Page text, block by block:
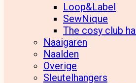
Loop&Label
SewNique
The cosy club
Naaigaren
Naalden
Overige
Sleutelhangers